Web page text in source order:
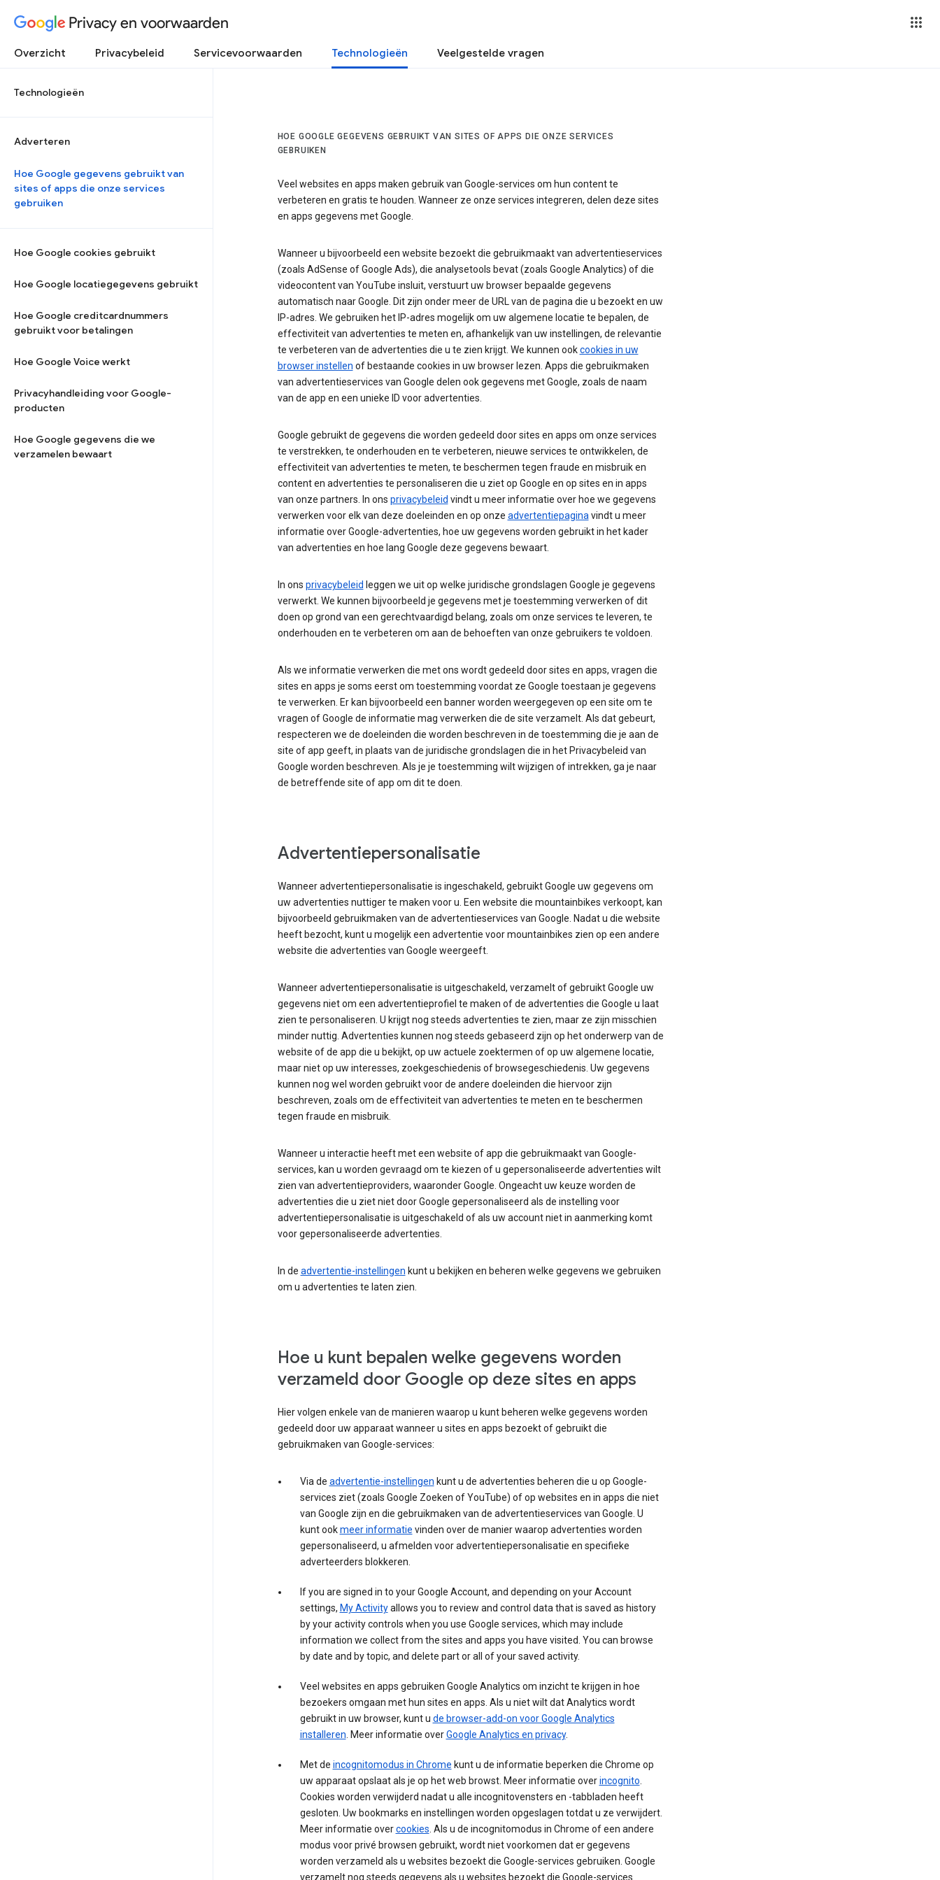
Privacy en voorwaarden
Overzicht Privacybeleid Servicevoorwaarden Technologieën Veelgestelde vragen
Technologieën
Adverteren
Hoe Google gegevens gebruikt van
sites of apps die onze services
gebruiken
Hoe Google cookies gebruikt
Hoe Google locatiegegevens gebruikt
Hoe Google creditcardnummers
gebruikt voor betalingen
Hoe Google Voice werkt
Privacyhandleiding voor Google-
producten
Hoe Google gegevens die we
verzamelen bewaart
HOE GOOGLE GEGEVENS GEBRUIKT VAN SITES OF APPS DIE ONZE SERVICES
GEBRUIKEN
Veel websites en apps maken gebruik van Google-services om hun content te
verbeteren en gratis te houden. Wanneer ze onze services integreren, delen deze sites
en apps gegevens met Google.
Wanneer u bijvoorbeeld een website bezoekt die gebruikmaakt van advertentieservices
(zoals AdSense of Google Ads), die analysetools bevat (zoals Google Analytics) of die
videocontent van YouTube insluit, verstuurt uw browser bepaalde gegevens
automatisch naar Google. Dit zijn onder meer de URL van de pagina die u bezoekt en uw
IP-adres. We gebruiken het IP-adres mogelijk om uw algemene locatie te bepalen, de
effectiviteit van advertenties te meten en, afhankelijk van uw instellingen, de relevantie
te verbeteren van de advertenties die u te zien krijgt. We kunnen ookcookies in uw
browser instellen of bestaande cookies in uw browser lezen. Apps die gebruikmaken
van advertentieservices van Google delen ook gegevens met Google, zoals de naam
van de app en een unieke ID voor advertenties.
Google gebruikt de gegevens die worden gedeeld door sites en apps om onze services
te verstrekken, te onderhouden en te verbeteren, nieuwe services te ontwikkelen, de
effectiviteit van advertenties te meten, te beschermen tegen fraude en misbruik en
content en advertenties te personaliseren die u ziet op Google en op sites en in apps
van onze partners. In ons privacybeleid vindt u meer informatie over hoe we gegevens
verwerken voor elk van deze doeleinden en op onze advertentiepaginavindt u meer
informatie over Google-advertenties, hoe uw gegevens worden gebruikt in het kader
van advertenties en hoe lang Google deze gegevens bewaart.
In ons privacybeleid leggen we uit op welke juridische grondslagen Google je gegevens
verwerkt. We kunnen bijvoorbeeld je gegevens met je toestemming verwerken of dit
doen op grond van een gerechtvaardigd belang, zoals om onze services te leveren, te
onderhouden en te verbeteren om aan de behoeften van onze gebruikers te voldoen.
Als we informatie verwerken die met ons wordt gedeeld door sites en apps, vragen die
sites en apps je soms eerst om toestemming voordat ze Google toestaan je gegevens
te verwerken. Er kan bijvoorbeeld een banner worden weergegeven op een site om te
vragen of Google de informatie mag verwerken die de site verzamelt. Als dat gebeurt,
respecteren we de doeleinden die worden beschreven in de toestemming die je aan de
site of app geeft, in plaats van de juridische grondslagen die in het Privacybeleid van
Google worden beschreven. Als je je toestemming wilt wijzigen of intrekken, ga je naar
de betreffende site of app om dit te doen.
Advertentiepersonalisatie
Wanneer advertentiepersonalisatie is ingeschakeld, gebruikt Google uw gegevens om
uw advertenties nuttiger te maken voor u. Een website die mountainbikes verkoopt, kan
bijvoorbeeld gebruikmaken van de advertentieservices van Google. Nadat u die website
heeft bezocht, kunt u mogelijk een advertentie voor mountainbikes zien op een andere
website die advertenties van Google weergeeft.
Wanneer advertentiepersonalisatie is uitgeschakeld, verzamelt of gebruikt Google uw
gegevens niet om een advertentieprofiel te maken of de advertenties die Google u laat
zien te personaliseren. U krijgt nog steeds advertenties te zien, maar ze zijn misschien
minder nuttig. Advertenties kunnen nog steeds gebaseerd zijn op het onderwerp van de
website of de app die u bekijkt, op uw actuele zoektermen of op uw algemene locatie,
maar niet op uw interesses, zoekgeschiedenis of browsegeschiedenis. Uw gegevens
kunnen nog wel worden gebruikt voor de andere doeleinden die hiervoor zijn
beschreven, zoals om de effectiviteit van advertenties te meten en te beschermen
tegen fraude en misbruik.
Wanneer u interactie heeft met een website of app die gebruikmaakt van Google-
services, kan u worden gevraagd om te kiezen of u gepersonaliseerde advertenties wilt
zien van advertentieproviders, waaronder Google. Ongeacht uw keuze worden de
advertenties die u ziet niet door Google gepersonaliseerd als de instelling voor
advertentiepersonalisatie is uitgeschakeld of als uw account niet in aanmerking komt
voor gepersonaliseerde advertenties.
In de advertentie-instellingen kunt u bekijken en beheren welke gegevens we gebruiken
om u advertenties te laten zien.
Hoe u kunt bepalen welke gegevens worden
verzameld door Google op deze sites en apps
Hier volgen enkele van de manieren waarop u kunt beheren welke gegevens worden
gedeeld door uw apparaat wanneer u sites en apps bezoekt of gebruikt die
gebruikmaken van Google-services:
Via de advertentie-instellingen kunt u de advertenties beheren die u op Google-
services ziet (zoals Google Zoeken of YouTube) of op websites en in apps die niet
van Google zijn en die gebruikmaken van de advertentieservices van Google. U
kunt ookmeer informatie vinden over de manier waarop advertenties worden
gepersonaliseerd, u afmelden voor advertentiepersonalisatie en specifieke
adverteerders blokkeren.
If you are signed in to your Google Account, and depending on your Account
settings, My Activityallows you to review and control data that is saved as history
by your activity controls when you use Google services, which may include
information we collect from the sites and apps you have visited. You can browse
by date and by topic, and delete part or all of your saved activity.
Veel websites en apps gebruiken Google Analytics om inzicht te krijgen in hoe
bezoekers omgaan met hun sites en apps. Als u niet wilt dat Analytics wordt
gebruikt in uw browser, kunt u de browser-add-on voor Google Analytics
installeren. Meer informatie overGoogle Analytics en privacy.
Met de incognitomodus in Chrome kunt u de informatie beperken die Chrome op
uw apparaat opslaat als je op het web browst. Meer informatie overincognito.
Cookies worden verwijderd nadat u alle incognitovensters en -tabbladen heeft
gesloten. Uw bookmarks en instellingen worden opgeslagen totdat u ze verwijdert.
Meer informatie overcookies. Als u de incognitomodus in Chrome of een andere
modus voor privé browsen gebruikt, wordt niet voorkomen dat er gegevens
worden verzameld als u websites bezoekt die Google-services gebruiken. Google
verzamelt nog steeds gegevens als u websites bezoekt die Google-services